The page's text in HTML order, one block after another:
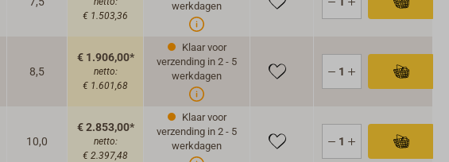
Tijdens het zeilen wordt het FLINsail in de meegeleverde
transporttas opgeborgen. Wanneer het FLINsail gehesen wordt, kan
de tas met elastische lussen aan de grootgiek worden bevestigd,
zodat de zonnepanelen - vergelijkbaar met een grootzeil uit lazy
bags - in de Mast kunnen worden getrokken.
€ 1.503,36
werkdagen
8,5
€ 1.906,00*
netto:
€ 1.601,68
Klaar voor
verzending in 2 - 5
werkdagen
10,0
€ 2.853,00*
netto:
€ 2.397,48
Klaar voor
verzending in 2 - 5
werkdagen